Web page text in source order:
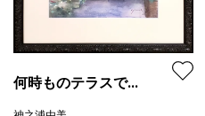
何時ものテラスで...